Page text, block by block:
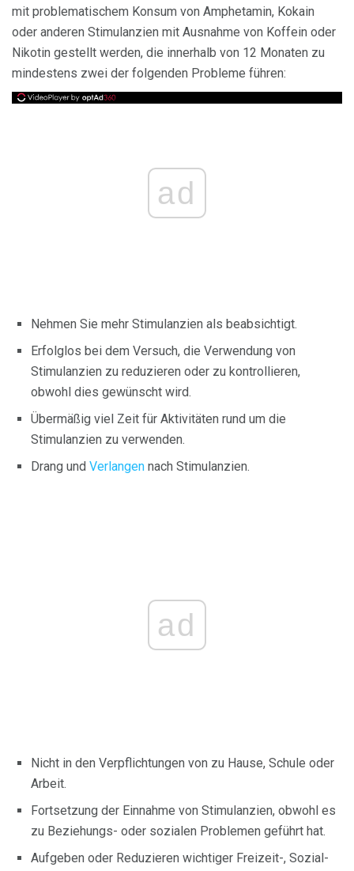
mit problematischem Konsum von Amphetamin, Kokain
oder anderen Stimulanzien mit Ausnahme von Koffein oder
Nikotin gestellt werden, die innerhalb von 12 Monaten zu
mindestens zwei der folgenden Probleme führen:
ad
Nehmen Sie mehr Stimulanzien als beabsichtigt.
Erfolglos bei dem Versuch, die Verwendung von
Stimulanzien zu reduzieren oder zu kontrollieren,
obwohl dies gewünscht wird.
Übermäßig viel Zeit für Aktivitäten rund um die
Stimulanzien zu verwenden.
Drang und Verlangen nach Stimulanzien.
ad
Nicht in den Verpflichtungen von zu Hause, Schule oder
Arbeit.
Fortsetzung der Einnahme von Stimulanzien, obwohl es
zu Beziehungs- oder sozialen Problemen geführt hat.
Aufgeben oder Reduzieren wichtiger Freizeit-, Sozial-